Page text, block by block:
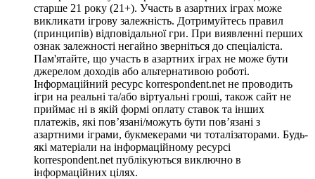
старше 21 року (21+). Участь в азартних іграх може
викликати ігрову залежність. Дотримуйтесь правил
(принципів) відповідальної гри. При виявленні перших
ознак залежності негайно зверніться до спеціаліста.
Пам'ятайте, що участь в азартних іграх не може бути
джерелом доходів або альтернативою роботі.
Інформаційний ресурс korrespondent.net не проводить
ігри на реальні та/або віртуальні гроші, також сайт не
приймає ні в якій формі оплату ставок та інших
платежів, які пов’язані/можуть бути пов’язані з
азартними іграми, букмекерами чи тоталізаторами. Будь-
які матеріали на інформаційному ресурсі
korrespondent.net публікуються виключно в
інформаційних цілях.